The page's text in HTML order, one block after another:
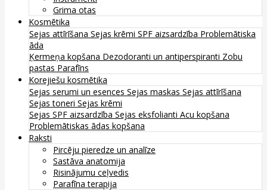
Grima otas
Kosmētika
Sejas attīrīšana Sejas krēmi SPF aizsardzība Problemātiska
āda
Ķermeņa kopšana Dezodoranti un antiperspiranti Zobu
pastas Parafīns
Korejiešu kosmētika
Sejas serumi un esences Sejas maskas Sejas attīrīšana
Sejas toneri Sejas krēmi
Sejas SPF aizsardzība Sejas eksfolianti Acu kopšana
Problemātiskas ādas kopšana
Raksti
Pircēju pieredze un analīze
Sastāva anatomija
Risinājumu ceļvedis
Parafīna terapija